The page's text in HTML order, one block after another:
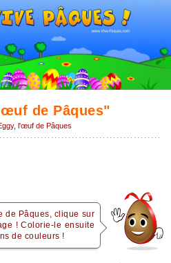
de Pâques"
l'œuf de Pâques
de Pâques, clique sur
! Colorie-le ensuite
de couleurs !